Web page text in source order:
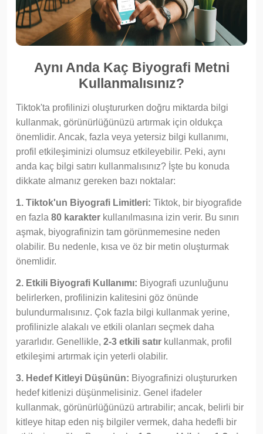
Aynı Anda Kaç Biyografi Metni
Kullanmalısınız?
Tiktok'ta profilinizi oluştururken doğru miktarda bilgi
kullanmak, görünürlüğünüzü artırmak için oldukça
önemlidir. Ancak, fazla veya yetersiz bilgi kullanımı,
profil etkileşiminizi olumsuz etkileyebilir. Peki, aynı
anda kaç bilgi satırı kullanmalısınız? İşte bu konuda
dikkate almanız gereken bazı noktalar:
1. Tiktok'un Biyografi Limitleri: Tiktok, bir biyografide
en fazla 80 karakter kullanılmasına izin verir. Bu sınırı
aşmak, biyografinizin tam görünmemesine neden
olabilir. Bu nedenle, kısa ve öz bir metin oluşturmak
önemlidir.
2. Etkili Biyografi Kullanımı: Biyografi uzunluğunu
belirlerken, profilinizin kalitesini göz önünde
bulundurmalısınız. Çok fazla bilgi kullanmak yerine,
profilinizle alakalı ve etkili olanları seçmek daha
yararlıdır. Genellikle, 2-3 etkili satır kullanmak, profil
etkileşimi artırmak için yeterli olabilir.
3. Hedef Kitleyi Düşünün: Biyografinizi oluştururken
hedef kitlenizi düşünmelisiniz. Genel ifadeler
kullanmak, görünürlüğünüzü artırabilir; ancak, belirli bir
kitleye hitap eden niş bilgiler vermek, daha hedefli bir